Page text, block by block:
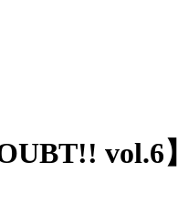
vol.6】